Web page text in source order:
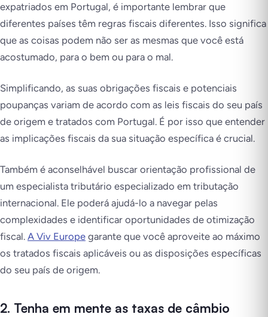
expatriados em Portugal, é importante lembrar que
diferentes países têm regras fiscais diferentes. Isso significa
que as coisas podem não ser as mesmas que você está
acostumado, para o bem ou para o mal.
Simplificando, as suas obrigações fiscais e potenciais
poupanças variam de acordo com as leis fiscais do seu país
de origem e tratados com Portugal. É por isso que entender
as implicações fiscais da sua situação específica é crucial.
Também é aconselhável buscar orientação profissional de
um especialista tributário especializado em tributação
internacional. Ele poderá ajudá-lo a navegar pelas
complexidades e identificar oportunidades de otimização
fiscal. A Viv Europe garante que você aproveite ao máximo
os tratados fiscais aplicáveis ou as disposições específicas
do seu país de origem.
2. Tenha em mente as taxas de câmbio